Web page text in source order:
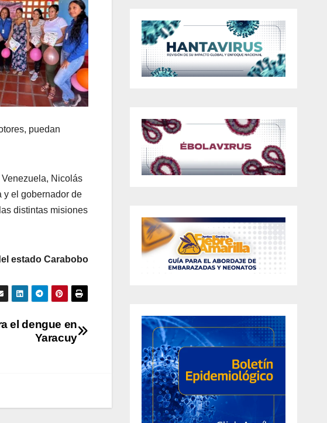
puedan
Nicolás
y el gobernador de
distintas misiones
estado Carabobo
el dengue en
Yaracuy